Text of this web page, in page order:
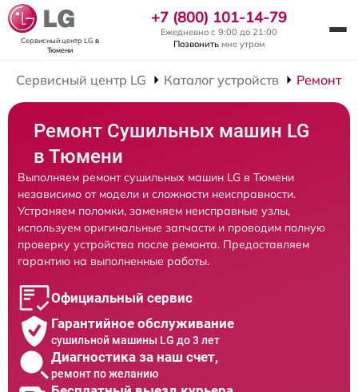
Сервисный центр LG в
Тюмени
+7 (800) 101-14-79
Ежедневно с 9:00 до 21:00
Позвонить мне утром
Сервисный центр LG Каталог устройств Ремонт
Ремонт Сушильных машин LG
в Тюмени
Выполняем ремонт сушильных машин LG в Тюмени
независимо от модели и сложности неисправности.
Устраняем поломки, заменяем неисправные узлы,
используем оригинальные запчасти и проводим полную
проверку устройства после ремонта. Предоставляем
гарантию на выполненные работы.
Официальный сервис
Гарантийное обслуживание
сушильной машины LG до 3 лет
Диагностика за наш счет,
ремонт по желанию